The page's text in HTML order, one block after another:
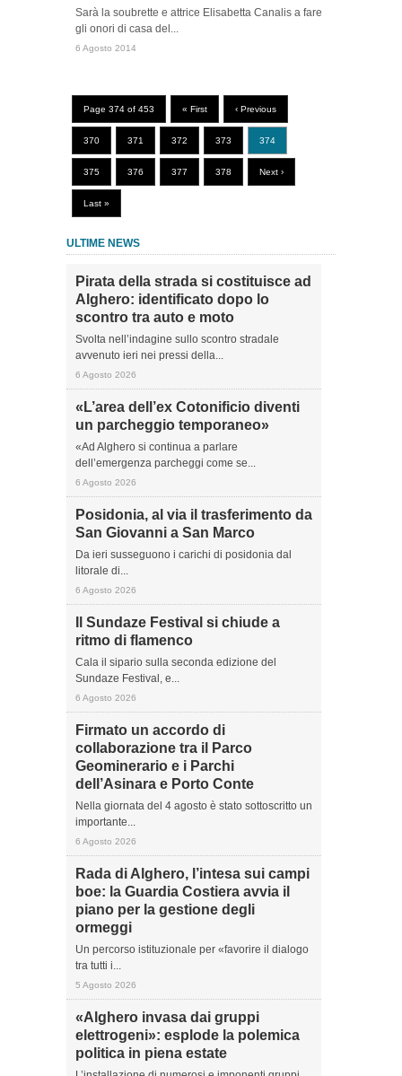
Sarà la soubrette e attrice Elisabetta Canalis a fare
gli onori di casa del...
6 Agosto 2014
Page 374 of 453 « First ‹ Previous
370 371 372 373 374
375 376 377 378 Next ›
Last »
ULTIME NEWS
Pirata della strada si costituisce ad
Alghero: identificato dopo lo
scontro tra auto e moto
Svolta nell’indagine sullo scontro stradale
avvenuto ieri nei pressi della...
6 Agosto 2026
«L’area dell’ex Cotonificio diventi
un parcheggio temporaneo»
«Ad Alghero si continua a parlare
dell’emergenza parcheggi come se...
6 Agosto 2026
Posidonia, al via il trasferimento da
San Giovanni a San Marco
Da ieri susseguono i carichi di posidonia dal
litorale di...
6 Agosto 2026
Il Sundaze Festival si chiude a
ritmo di flamenco
Cala il sipario sulla seconda edizione del
Sundaze Festival, e...
6 Agosto 2026
Firmato un accordo di
collaborazione tra il Parco
Geominerario e i Parchi
dell’Asinara e Porto Conte
Nella giornata del 4 agosto è stato sottoscritto un
importante...
6 Agosto 2026
Rada di Alghero, l’intesa sui campi
boe: la Guardia Costiera avvia il
piano per la gestione degli
ormeggi
Un percorso istituzionale per «favorire il dialogo
tra tutti i...
5 Agosto 2026
«Alghero invasa dai gruppi
elettrogeni»: esplode la polemica
politica in piena estate